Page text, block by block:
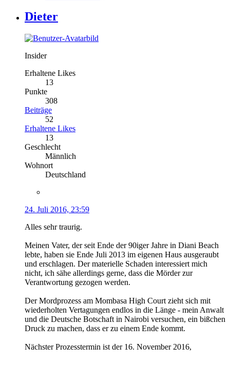
Dieter
Insider
Erhaltene Likes
13
Punkte
308
Beiträge
52
Erhaltene Likes
13
Geschlecht
Männlich
Wohnort
Deutschland
24. Juli 2016, 23:59
Alles sehr traurig.
Meinen Vater, der seit Ende der 90iger Jahre in Diani Beach
lebte, haben sie Ende Juli 2013 im eigenen Haus ausgeraubt
und erschlagen. Der materielle Schaden interessiert mich
nicht, ich sähe allerdings gerne, dass die Mörder zur
Verantwortung gezogen werden.
Der Mordprozess am Mombasa High Court zieht sich mit
wiederholten Vertagungen endlos in die Länge - mein Anwalt
und die Deutsche Botschaft in Nairobi versuchen, ein bißchen
Druck zu machen, dass er zu einem Ende kommt.
Nächster Prozesstermin ist der 16. November 2016,